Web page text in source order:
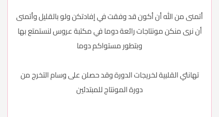
أتمنى من الله أن أكون قد وفقت في إفادتكن ولو بالقليل وأتمنى
أن نرى منكن مونتاجات رائعة دوما في مكتبة عروس لنستمتع بها
وبتطور مستواكم دوما
تهانئي القلبية لخريجات الدورة وقد حصلن على وسام التخرج من
دورة المونتاج للمبتدئين